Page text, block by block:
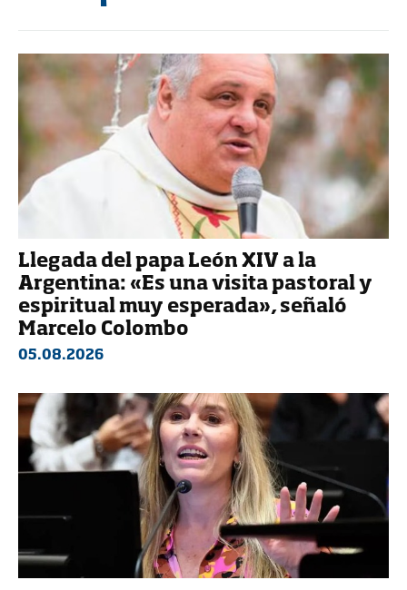
Llegada del papa León XIV a la
Argentina: «Es una visita pastoral y
espiritual muy esperada», señaló
Marcelo Colombo
05.08.2026